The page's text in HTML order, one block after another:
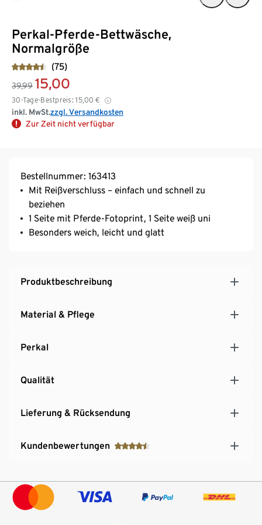
Perkal-Pferde-Bettwäsche,
Normalgröße
(75)
39,99 15,00
30-Tage-Bestpreis: 15,00 €
inkl. MwSt.zzgl. Versandkosten
Zur Zeit nicht verfügbar
Bestellnummer: 163413
Mit Reißverschluss – einfach und schnell zu
beziehen
1 Seite mit Pferde-Fotoprint, 1 Seite weiß uni
Besonders weich, leicht und glatt
Produktbeschreibung
Material & Pflege
Perkal
Qualität
Lieferung & Rücksendung
Kundenbewertungen